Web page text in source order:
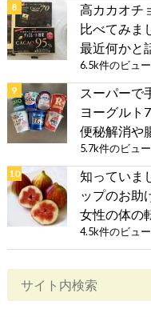
高カカオチ
比べてみま
最近何かと
6.5k件のビュー
スーパーで
ヨーグルト
便秘解消や
5.7k件のビュー
知っていま
ップのお助
女性の体の
4.5k件のビュー